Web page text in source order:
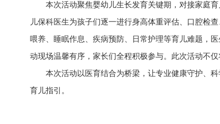
本次活动聚焦婴幼儿生长发育关键期，对接家庭
儿保科医生为孩子们逐一进行身高体重评估、口腔检
喂养、睡眠作息、疾病预防、日常护理等育儿难题，
动现场温馨有序，家长们全程积极参与。此次活动不
本次活动以医育结合为桥梁，让专业健康守护、
育儿指引。